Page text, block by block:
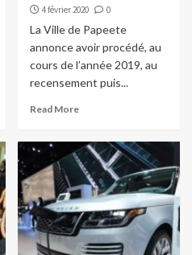
4 février 2020 0
La Ville de Papeete
annonce avoir procédé, au
cours de l’année 2019, au
recensement puis...
Read More